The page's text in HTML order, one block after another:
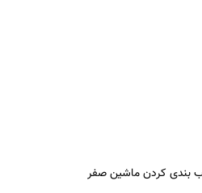
بندی کردن ماشین صفر